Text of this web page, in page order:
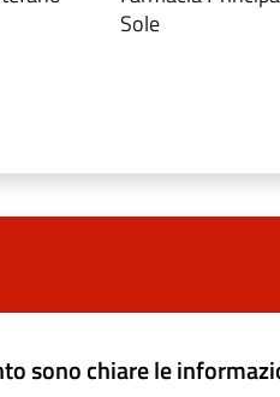
Sole
sono chiare le